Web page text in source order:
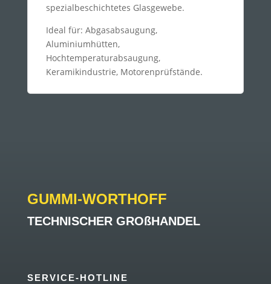
spezialbeschichtetes Glasgewebe.
Ideal für: Abgasabsaugung,
Aluminiumhütten,
Hochtemperaturabsaugung,
Keramikindustrie, Motorenprüfstände.
GUMMI-WORTHOFF
TECHNISCHER GROßHANDEL
SERVICE-HOTLINE